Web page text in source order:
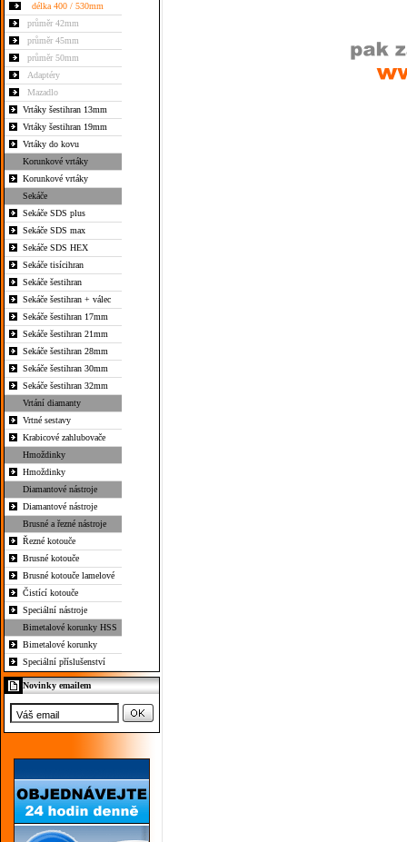
délka 400 / 530mm
průměr 42mm
průměr 45mm
průměr 50mm
Adaptéry
Mazadlo
Vrtáky šestihran 13mm
Vrtáky šestihran 19mm
Vrtáky do kovu
Korunkové vrtáky
Korunkové vrtáky
Sekáče
Sekáče SDS plus
Sekáče SDS max
Sekáče SDS HEX
Sekáče tisícihran
Sekáče šestihran
Sekáče šestihran + válec
Sekáče šestihran 17mm
Sekáče šestihran 21mm
Sekáče šestihran 28mm
Sekáče šestihran 30mm
Sekáče šestihran 32mm
Vrtání diamanty
Vrtné sestavy
Krabicové zahlubovače
Hmoždinky
Hmoždinky
Diamantové nástroje
Diamantové nástroje
Brusné a řezné nástroje
Řezné kotouče
Brusné kotouče
Brusné kotouče lamelové
Čistící kotouče
Speciální nástroje
Bimetalové korunky HSS
Bimetalové korunky
Speciální příslušenství
Novinky emailem